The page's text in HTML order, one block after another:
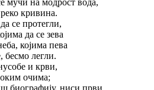
кривина.
се протегли,
да се зева
којима пева
легли.
и крви,
очима;
биографију, ниси први